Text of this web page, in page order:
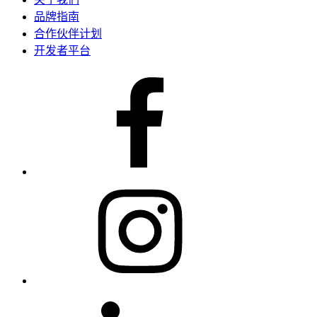
品牌指南
合作伙伴计划
开发者平台